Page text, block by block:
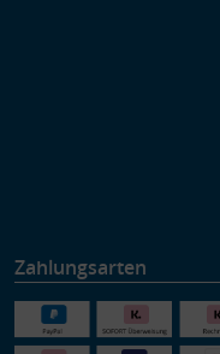
Zahlungsarten